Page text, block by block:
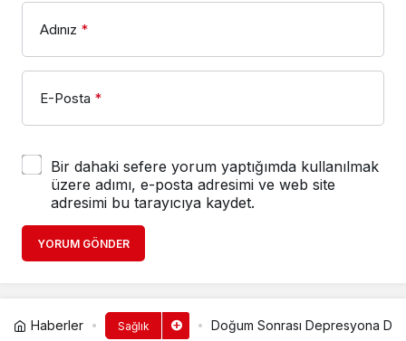
Adınız *
E-Posta *
Bir dahaki sefere yorum yaptığımda kullanılmak
üzere adımı, e-posta adresimi ve web site
adresimi bu tarayıcıya kaydet.
YORUM GÖNDER
Haberler Sağlık Doğum Sonrası Depresyona